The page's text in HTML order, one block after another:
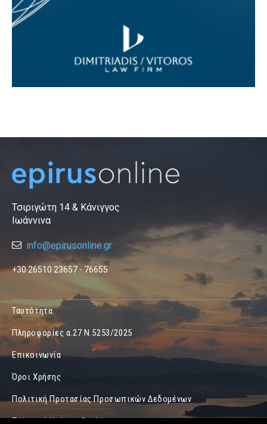
Τσιριγώτη 14 & Κάνιγγος
Ιωάννινα
info@epirusonline.gr
+30 26510 23657 - 76655
Ταυτότητα
Πληροφορίες α.27 Ν.5253/2025
Επικοινωνία
Όροι Χρήσης
Πολιτική Προτασίας Προσωπικών Δεδομένων
Πόλιτική Χρήσης Cookies